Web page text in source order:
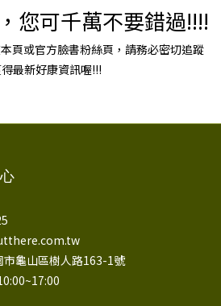
您可千萬不要錯過!!!!
頁或官方臉書粉絲頁，請務必密切追蹤
最新好康資訊喔!!!
市龜山區樹人路163-1號